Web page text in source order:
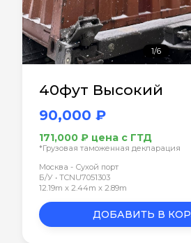
1/6
40фут Высокий
90,000 ₽
171,000 ₽ цена с ГТД
*Грузовая таможенная декларация
Москва - Сухой порт
Б/У • TCNU7051303
12.19m x 2.44m x 2.89m
ДОБАВИТЬ В